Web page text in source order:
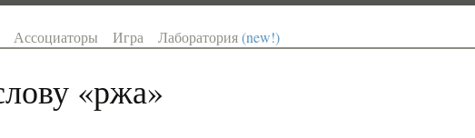
Ассоциаторы Игра Лаборатория(new!)
«ржа»